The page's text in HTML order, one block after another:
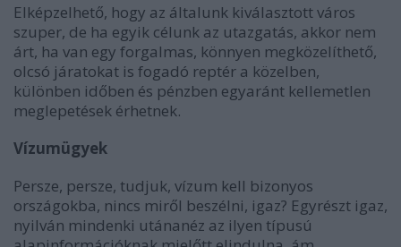
Elképzelhető, hogy az általunk kiválasztott város
szuper, de ha egyik célunk az utazgatás, akkor nem
árt, ha van egy forgalmas, könnyen megközelíthető,
olcsó járatokat is fogadó reptér a közelben,
különben időben és pénzben egyaránt kellemetlen
meglepetések érhetnek.
Vízumügyek
Persze, persze, tudjuk, vízum kell bizonyos
országokba, nincs miről beszélni, igaz? Egyrészt igaz,
nyilván mindenki utánanéz az ilyen típusú